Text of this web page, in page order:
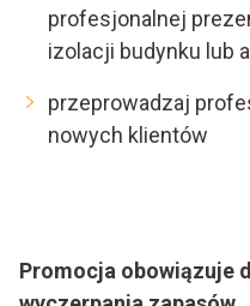
profesjonalnej
izolacji budynku lub
przeprowadzaj
nowych klientów
Promocja obowiązuje